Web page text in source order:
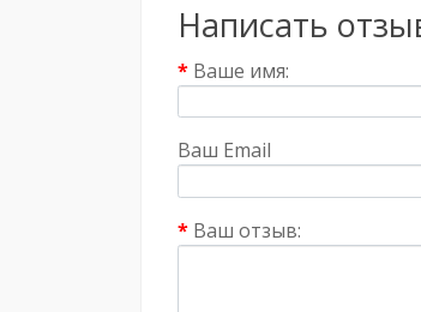
Написать
Ваше имя:
Ваш Email
Ваш отзыв: